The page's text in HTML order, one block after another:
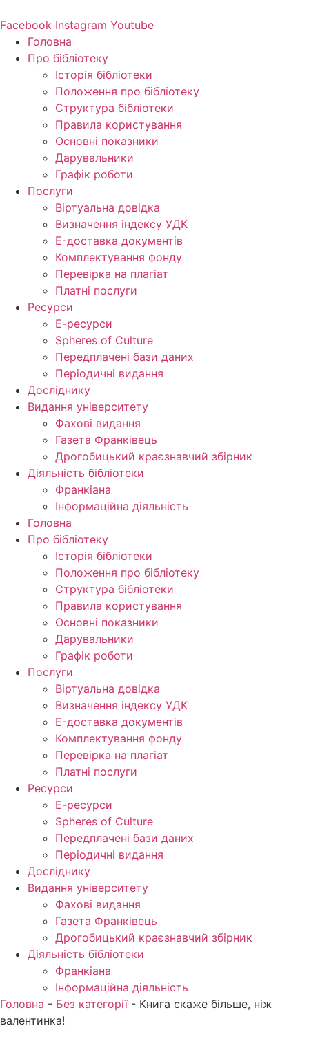
до
вмісту
Facebook Instagram Youtube
Головна
Про бібліотеку
Історія бібліотеки
Положення про бібліотеку
Структура бібліотеки
Правила користування
Основні показники
Дарувальники
Графік роботи
Послуги
Віртуальна довідка
Визначення індексу УДК
E-доставка документів
Комплектування фонду
Перевірка на плагіат
Платні послуги
Ресурси
Е-ресурси
Spheres of Culture
Передплачені бази даних
Періодичні видання
Досліднику
Видання університету
Фахові видання
Газета Франківець
Дрогобицький краєзнавчий збірник
Діяльність бібліотеки
Франкіана
Інформаційна діяльність
Головна
Про бібліотеку
Історія бібліотеки
Положення про бібліотеку
Структура бібліотеки
Правила користування
Основні показники
Дарувальники
Графік роботи
Послуги
Віртуальна довідка
Визначення індексу УДК
E-доставка документів
Комплектування фонду
Перевірка на плагіат
Платні послуги
Ресурси
Е-ресурси
Spheres of Culture
Передплачені бази даних
Періодичні видання
Досліднику
Видання університету
Фахові видання
Газета Франківець
Дрогобицький краєзнавчий збірник
Діяльність бібліотеки
Франкіана
Інформаційна діяльність
Головна - Без категорії- Книга скаже більше, ніж
валентинка!